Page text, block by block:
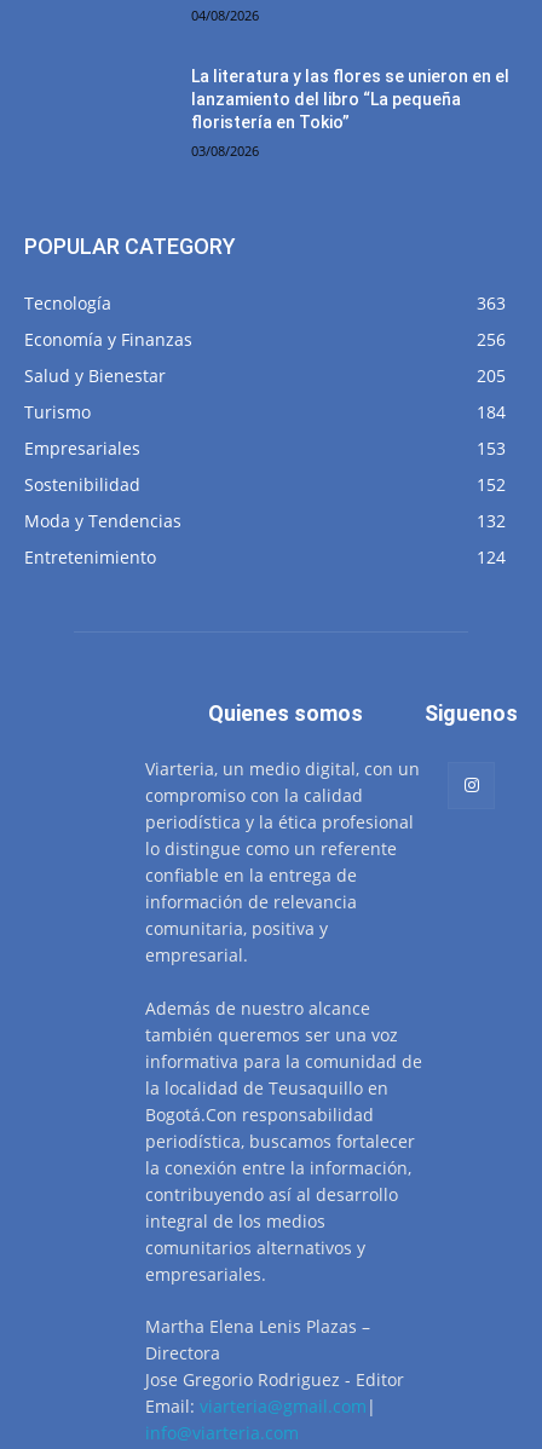
04/08/2026
La literatura y las flores se unieron en el
lanzamiento del libro “La pequeña
floristería en Tokio”
03/08/2026
POPULAR CATEGORY
Tecnología
363
Economía y Finanzas
256
Salud y Bienestar
205
Turismo
184
Empresariales
153
Sostenibilidad
152
Moda y Tendencias
132
Entretenimiento
124
Quienes somos
Viarteria, un medio digital, con un
compromiso con la calidad
periodística y la ética profesional
lo distingue como un referente
confiable en la entrega de
información de relevancia
comunitaria, positiva y
empresarial.
Además de nuestro alcance
también queremos ser una voz
informativa para la comunidad de
la localidad de Teusaquillo en
Bogotá.Con responsabilidad
periodística, buscamos fortalecer
la conexión entre la información,
contribuyendo así al desarrollo
integral de los medios
comunitarios alternativos y
empresariales.
Martha Elena Lenis Plazas –
Directora
Jose Gregorio Rodriguez - Editor
Email: viarteria@gmail.com |
info@viarteria.com
Siguenos